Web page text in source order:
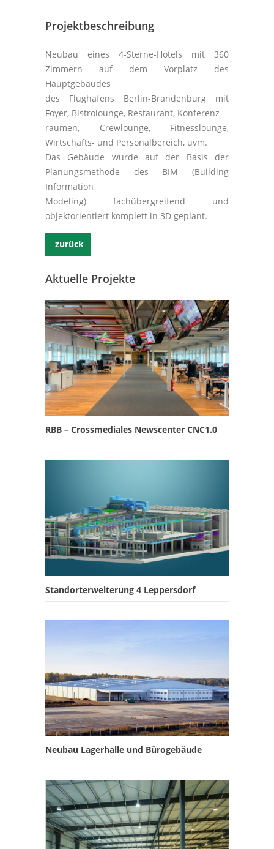
Projektbeschreibung
Neubau eines 4-Sterne-Hotels mit 360
Zimmern auf dem Vorplatz des
Hauptgebäudes
des Flughafens Berlin-Brandenburg mit
Foyer, Bistrolounge, Restaurant, Konferenz-
räumen, Crewlounge, Fitnesslounge,
Wirtschafts- und Personalbereich, uvm.
Das Gebäude wurde auf der Basis der
Planungsmethode des BIM (Building
Information
Modeling) fachübergreifend und
objektorientiert komplett in 3D geplant.
zurück
Aktuelle Projekte
RBB – Crossmediales Newscenter CNC1.0
Standorterweiterung 4 Leppersdorf
Neubau Lagerhalle und Bürogebäude